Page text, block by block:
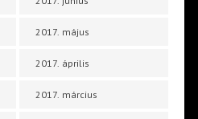
2017. május
2017. április
2017. március